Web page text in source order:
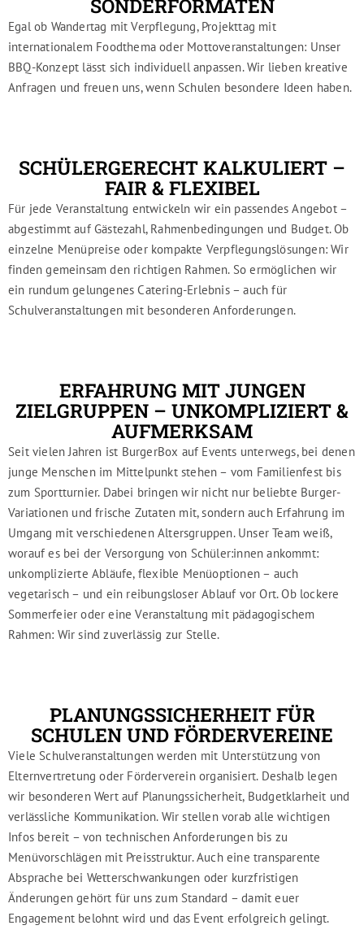
SONDERFORMATEN
Egal ob Wandertag mit Verpflegung, Projekttag mit
internationalem Foodthema oder Mottoveranstaltungen: Unser
BBQ-Konzept lässt sich individuell anpassen. Wir lieben kreative
Anfragen und freuen uns, wenn Schulen besondere Ideen haben.
SCHÜLERGERECHT KALKULIERT –
FAIR & FLEXIBEL
Für jede Veranstaltung entwickeln wir ein passendes Angebot –
abgestimmt auf Gästezahl, Rahmenbedingungen und Budget. Ob
einzelne Menüpreise oder kompakte Verpflegungslösungen: Wir
finden gemeinsam den richtigen Rahmen. So ermöglichen wir
ein rundum gelungenes Catering-Erlebnis – auch für
Schulveranstaltungen mit besonderen Anforderungen.
ERFAHRUNG MIT JUNGEN
ZIELGRUPPEN – UNKOMPLIZIERT &
AUFMERKSAM
Seit vielen Jahren ist BurgerBox auf Events unterwegs, bei denen
junge Menschen im Mittelpunkt stehen – vom Familienfest bis
zum Sportturnier. Dabei bringen wir nicht nur beliebte Burger-
Variationen und frische Zutaten mit, sondern auch Erfahrung im
Umgang mit verschiedenen Altersgruppen. Unser Team weiß,
worauf es bei der Versorgung von Schüler:innen ankommt:
unkomplizierte Abläufe, flexible Menüoptionen – auch
vegetarisch – und ein reibungsloser Ablauf vor Ort. Ob lockere
Sommerfeier oder eine Veranstaltung mit pädagogischem
Rahmen: Wir sind zuverlässig zur Stelle.
PLANUNGSSICHERHEIT FÜR
SCHULEN UND FÖRDERVEREINE
Viele Schulveranstaltungen werden mit Unterstützung von
Elternvertretung oder Förderverein organisiert. Deshalb legen
wir besonderen Wert auf Planungssicherheit, Budgetklarheit und
verlässliche Kommunikation. Wir stellen vorab alle wichtigen
Infos bereit – von technischen Anforderungen bis zu
Menüvorschlägen mit Preisstruktur. Auch eine transparente
Absprache bei Wetterschwankungen oder kurzfristigen
Änderungen gehört für uns zum Standard – damit euer
Engagement belohnt wird und das Event erfolgreich gelingt.